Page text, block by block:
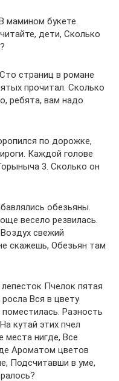
мамином букете.
дети, Сколько
Сто страниц в романе
прочитал. Сколько
ребята, вам надо
по дорожке,
Каждой голове
3. Сколько он
обезьяны.
весело резвилась.
свежий
скажешь, Обезьян там
Пчелок пятая
Вся в цвету
Разность
кутай этих пчел
места нигде, Все
Ароматом цветов
Подсчитавши в уме,